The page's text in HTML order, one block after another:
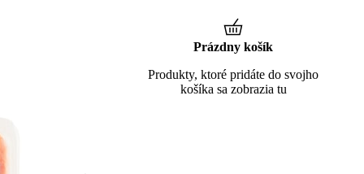
Prázdny košík
Produkty, ktoré pridáte do svojho
košíka sa zobrazia tu